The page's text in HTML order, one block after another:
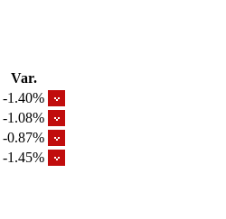
Var.
-1.40%
-1.08%
-0.87%
-1.45%